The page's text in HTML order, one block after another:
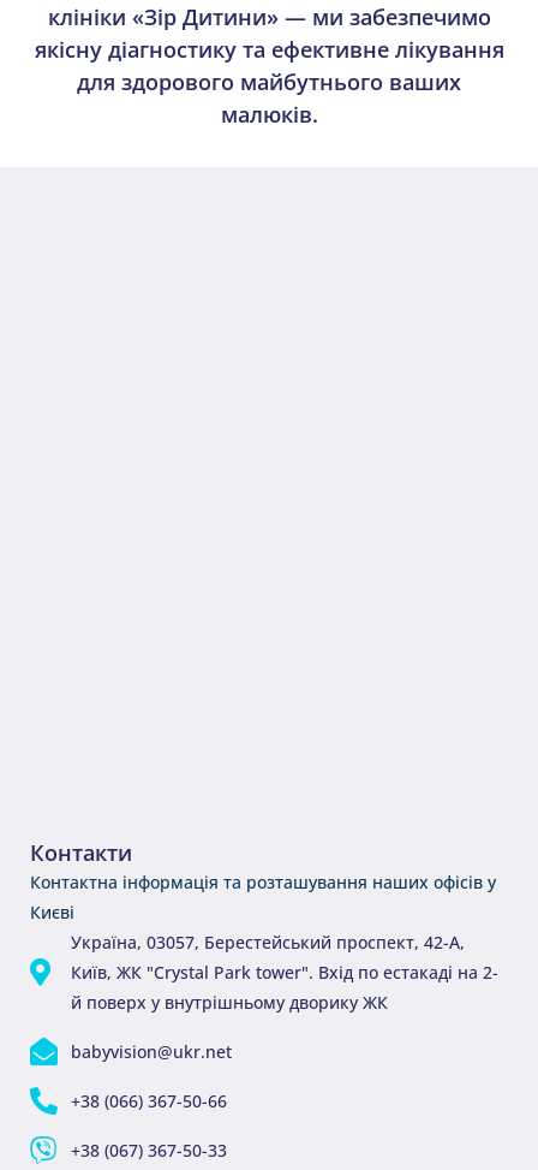
клініки «Зір Дитини» — ми забезпечимо
якісну діагностику та ефективне лікування
для здорового майбутнього ваших
малюків.
Контакти
Контактна інформація та розташування наших офісів у
Києві
Україна, 03057, Берестейський проспект, 42-А,
Київ, ЖК "Crystal Park tower". Вхід по естакаді на 2-
й поверх у внутрішньому дворику ЖК
babyvision@ukr.net
+38 (066) 367-50-66
+38 (067) 367-50-33